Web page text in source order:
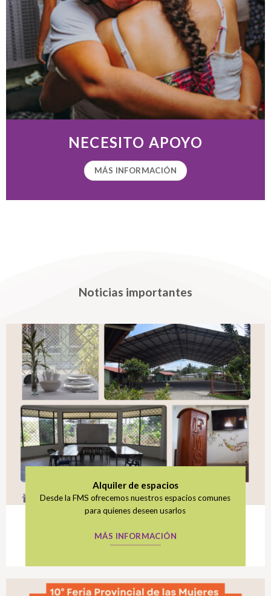
NECESITO APOYO
MÁS INFORMACIÓN
Noticias importantes
Alquiler de espacios
Desde la FMS ofrecemos nuestros espacios comunes
para quienes deseen usarlos
MÁS INFORMACIÓN